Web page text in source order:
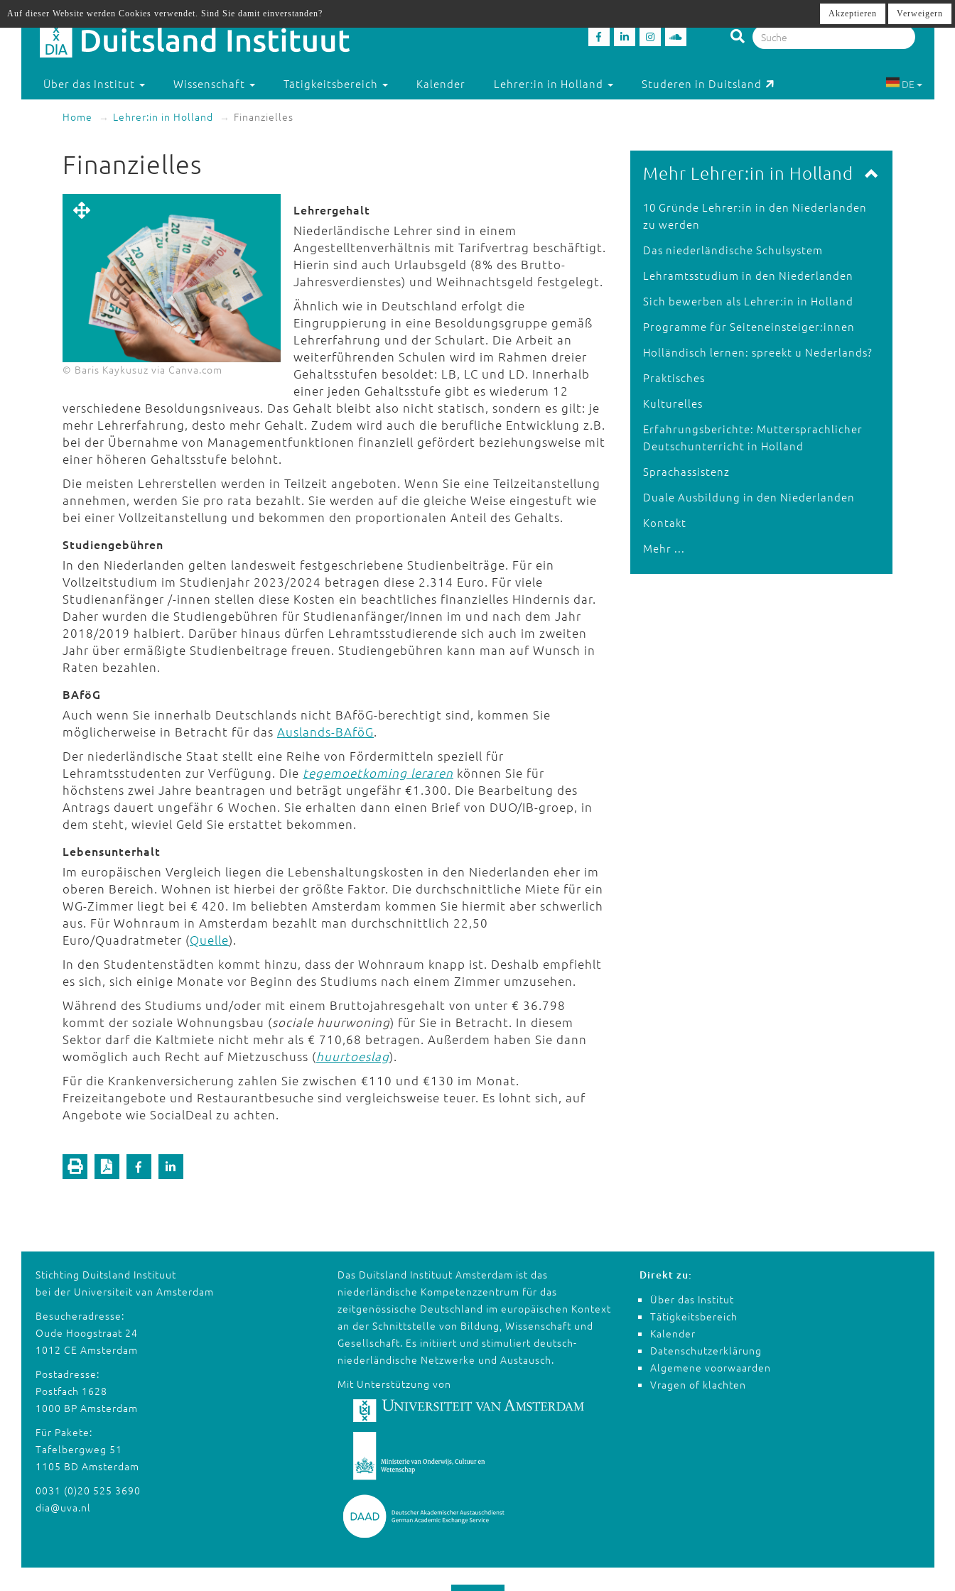
Über das Institut Wissenschaft Tätigkeitsbereich Kalender Lehrer:in in Holland Studeren in Duitsland DE
Home Lehrer:in in Holland Finanzielles
Finanzielles
© Baris Kaykusuz via Canva.com
Lehrergehalt
Niederländische Lehrer sind in einem
Angestelltenverhältnis mit Tarifvertrag beschäftigt.
Hierin sind auch Urlaubsgeld (8% des Brutto-
Jahresverdienstes) und Weihnachtsgeld festgelegt.
Ähnlich wie in Deutschland erfolgt die
Eingruppierung in eine Besoldungsgruppe gemäß
Lehrerfahrung und der Schulart. Die Arbeit an
weiterführenden Schulen wird im Rahmen dreier
Gehaltsstufen besoldet: LB, LC und LD. Innerhalb
einer jeden Gehaltsstufe gibt es wiederum 12
verschiedene Besoldungsniveaus. Das Gehalt bleibt also nicht statisch, sondern es gilt: je
mehr Lehrerfahrung, desto mehr Gehalt. Zudem wird auch die berufliche Entwicklung z.B.
bei der Übernahme von Managementfunktionen finanziell gefördert beziehungsweise mit
einer höheren Gehaltsstufe belohnt.
Die meisten Lehrerstellen werden in Teilzeit angeboten. Wenn Sie eine Teilzeitanstellung
annehmen, werden Sie pro rata bezahlt. Sie werden auf die gleiche Weise eingestuft wie
bei einer Vollzeitanstellung und bekommen den proportionalen Anteil des Gehalts.
Studiengebühren
In den Niederlanden gelten landesweit festgeschriebene Studienbeiträge. Für ein
Vollzeitstudium im Studienjahr 2023/2024 betragen diese 2.314 Euro. Für viele
Studienanfänger /-innen stellen diese Kosten ein beachtliches finanzielles Hindernis dar.
Daher wurden die Studiengebühren für Studienanfänger/innen im und nach dem Jahr
2018/2019 halbiert. Darüber hinaus dürfen Lehramtsstudierende sich auch im zweiten
Jahr über ermäßigte Studienbeitrage freuen. Studiengebühren kann man auf Wunsch in
Raten bezahlen.
BAföG
Auch wenn Sie innerhalb Deutschlands nicht BAföG-berechtigt sind, kommen Sie
möglicherweise in Betracht für das Auslands-BAföG.
Der niederländische Staat stellt eine Reihe von Fördermitteln speziell für
Lehramtsstudenten zur Verfügung. Die tegemoetkoming leraren können Sie für
höchstens zwei Jahre beantragen und beträgt ungefähr €1.300. Die Bearbeitung des
Antrags dauert ungefähr 6 Wochen. Sie erhalten dann einen Brief von DUO/IB-groep, in
dem steht, wieviel Geld Sie erstattet bekommen.
Lebensunterhalt
Im europäischen Vergleich liegen die Lebenshaltungskosten in den Niederlanden eher im
oberen Bereich. Wohnen ist hierbei der größte Faktor. Die durchschnittliche Miete für ein
WG-Zimmer liegt bei € 420. Im beliebten Amsterdam kommen Sie hiermit aber schwerlich
aus. Für Wohnraum in Amsterdam bezahlt man durchschnittlich 22,50
Euro/Quadratmeter (Quelle).
In den Studentenstädten kommt hinzu, dass der Wohnraum knapp ist. Deshalb empfiehlt
es sich, sich einige Monate vor Beginn des Studiums nach einem Zimmer umzusehen.
Während des Studiums und/oder mit einem Bruttojahresgehalt von unter € 36.798
kommt der soziale Wohnungsbau (sociale huurwoning) für Sie in Betracht. In diesem
Sektor darf die Kaltmiete nicht mehr als € 710,68 betragen. Außerdem haben Sie dann
womöglich auch Recht auf Mietzuschuss (huurtoeslag).
Für die Krankenversicherung zahlen Sie zwischen €110 und €130 im Monat.
Freizeitangebote und Restaurantbesuche sind vergleichsweise teuer. Es lohnt sich, auf
Angebote wie SocialDeal zu achten.
Mehr Lehrer:in in Holland
10 Gründe Lehrer:in in den Niederlanden
zu werden
Das niederländische Schulsystem
Lehramtsstudium in den Niederlanden
Sich bewerben als Lehrer:in in Holland
Programme für Seiteneinsteiger:innen
Holländisch lernen: spreekt u Nederlands?
Praktisches
Kulturelles
Erfahrungsberichte: Muttersprachlicher
Deutschunterricht in Holland
Sprachassistenz
Duale Ausbildung in den Niederlanden
Kontakt
Mehr ...
Stichting Duitsland Instituut
bei der Universiteit van Amsterdam
Besucheradresse:
Oude Hoogstraat 24
1012 CE Amsterdam
Postadresse:
Postfach 1628
1000 BP Amsterdam
Für Pakete:
Tafelbergweg 51
1105 BD Amsterdam
0031 (0)20 525 3690
dia@uva.nl
Das Duitsland Instituut Amsterdam ist das
niederländische Kompetenzzentrum für das
zeitgenössische Deutschland im europäischen Kontext
an der Schnittstelle von Bildung, Wissenschaft und
Gesellschaft. Es initiiert und stimuliert deutsch-
niederländische Netzwerke und Austausch.
Mit Unterstützung von
Direkt zu:
Über das Institut
Tätigkeitsbereich
Kalender
Datenschutzerklärung
Algemene voorwaarden
Vragen of klachten
Auf dieser Website werden Cookies verwendet. Sind Sie damit einverstanden? Akzeptieren Verweigern